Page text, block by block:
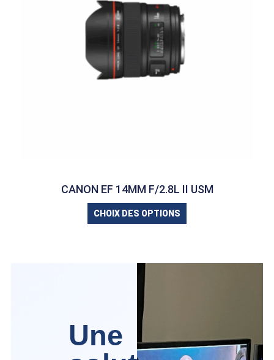
CANON EF 14MM F/2.8L II USM
CHOIX DES OPTIONS
Une